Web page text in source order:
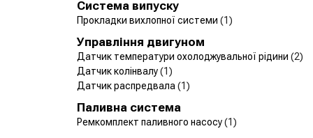
Система випуску
Прокладки вихлопної системи (1)
Управління двигуном
Датчик температури охолоджувальної рідини (2)
Датчик колінвалу(1)
Датчик распредвала (1)
Паливна система
Ремкомплект паливного насосу(1)